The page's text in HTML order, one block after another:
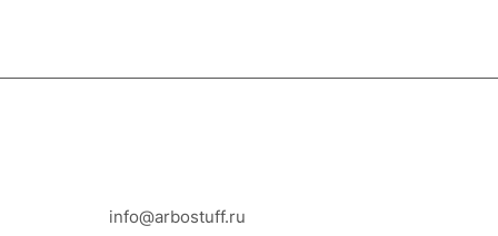
info@arbostuff.ru